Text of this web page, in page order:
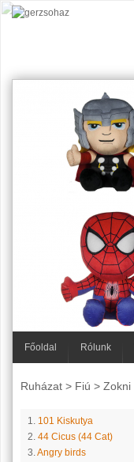
Főoldal Rólunk
Ruházat> Fiú > Zokni
1. 101 Kiskutya
2. 44 Cicus (44 Cat)
3.Angry birds